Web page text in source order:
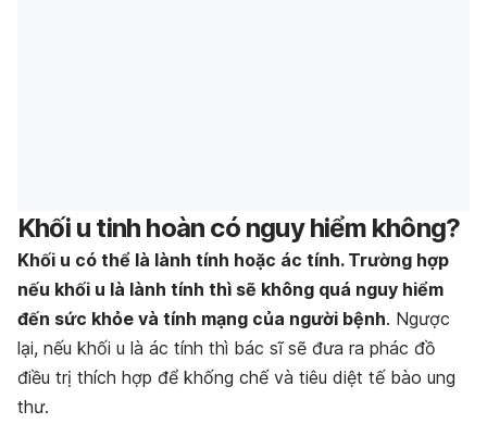
Khối u tinh hoàn có nguy hiểm không?
Khối u có thể là lành tính hoặc ác tính. Trường hợp
nếu khối u là lành tính thì sẽ không quá nguy hiểm
đến sức khỏe và tính mạng của người bệnh. Ngược
lại, nếu khối u là ác tính thì bác sĩ sẽ đưa ra phác đồ
điều trị thích hợp để khống chế và tiêu diệt tế bào ung
thư.